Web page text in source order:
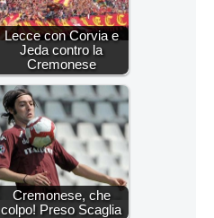
Lecce con Corvia e
Jeda contro la
Cremonese
Cremonese, che
colpo! Preso Scaglia